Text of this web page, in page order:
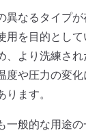
なるタイプ
を目的とし
より洗練さ
や圧力の変
ます。
般的な用途